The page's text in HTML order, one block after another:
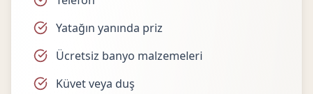
Yatağın yanında priz
Ücretsiz banyo malzemeleri
Küvet veya duş